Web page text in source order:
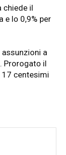
chiede il
e lo 0,9% per
a
Prorogato il
centesimi